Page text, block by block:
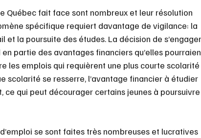
Québec fait face sont nombreux et leur résolution
spécifique requiert davantage de vigilance: la
la poursuite des études. La décision de s’engager
partie des avantages financiers qu’elles
les emplois qui requièrent une plus courte scolarité
scolarité se resserre, l’avantage financier à étudier
ce qui peut décourager certains jeunes à poursuivre
se sont faites très nombreuses et lucratives